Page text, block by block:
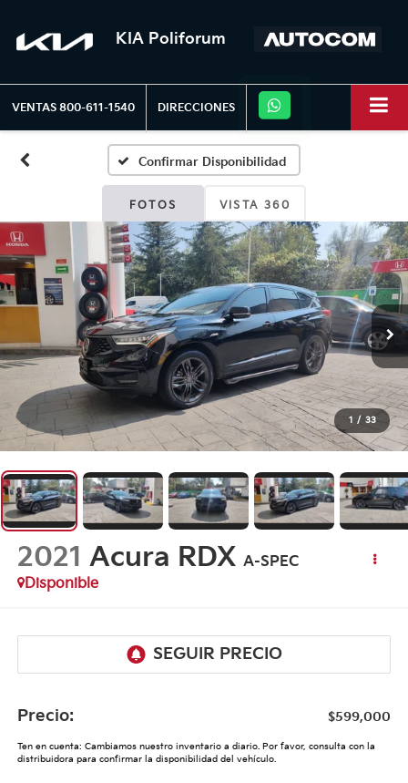
KIA Poliforum
VENTAS 800-611-1540 DIRECCIONES
Confirmar Disponibilidad
FOTOS VISTA 360
1 / 33
2021 Acura RDX A-SPEC
Disponible
Precio: $599,000
Ten en cuenta: Cambiamos nuestro inventario a diario. Por favor, consulta con la
distribuidora para confirmar la disponibilidad del vehículo.